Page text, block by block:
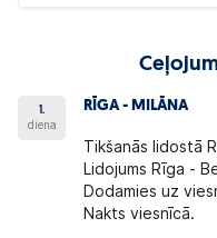
1.
diena
RĪGA - MILĀNA
Tikšanās lidostā
Lidojums Rīga -
Dodamies uz
Nakts viesnīcā.